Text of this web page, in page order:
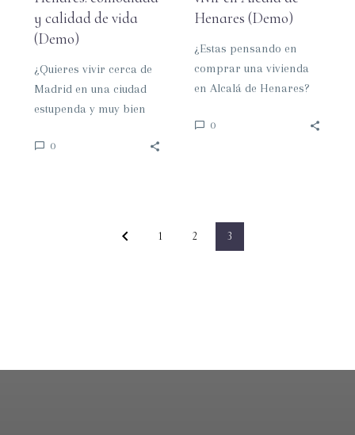
y calidad de vida
(Demo)
¿Quieres vivir cerca de
Madrid en una ciudad
estupenda y muy bien
Henares es la mejor
0
Henares (Demo)
¿Estas pensando en
comprar una vivienda
en Alcalá de Henares?
nuevo hogar en esta
0
1 2 3